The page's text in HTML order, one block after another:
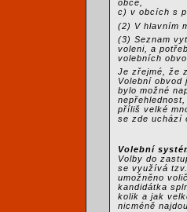
obce,
c) v obcích s
(2) V hlavním
(3) Seznam
voleni, a
volebních
Je zřejmé, že
Volební
bylo možné
příliš velké
se zde uchází
Volební
Volby do
se využívá
umožněno
kandidátka
kolik a jak
nicméně